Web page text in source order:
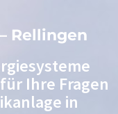
Rellingen
Ihre Fragen
in